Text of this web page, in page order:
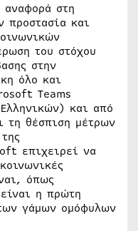
στη
προστασία και
του στόχου
στην
όλο και
Teams
και από
τη θέσπιση μέτρων
επιχειρεί να
όπως
η πρώτη
γάμων ομόφυλων